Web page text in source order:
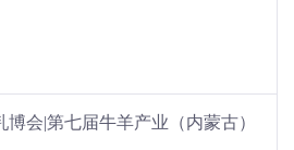
博会|第七届牛羊产业（内蒙古）